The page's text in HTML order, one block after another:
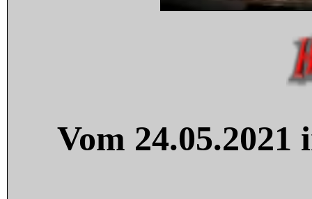
Vom